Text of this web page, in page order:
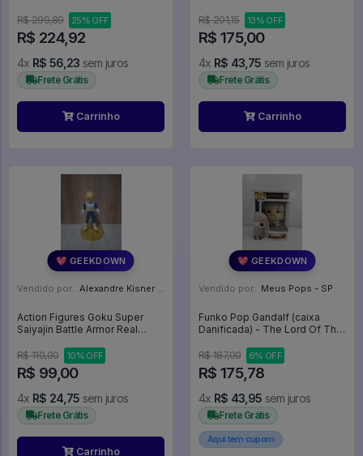
R$ 299,89
25% OFF
R$ 224,92
4x R$ 56,23 sem juros
Frete Grátis
Carrinho
R$ 201,15
13% OFF
R$ 175,00
4x R$ 43,75 sem juros
Frete Grátis
Carrinho
💖 GEEKDOWN
Vendido por: Alexandre Kisner - PR
Action Figures Goku Super
Saiyajin Battle Armor Real
R$ 110,00
10% OFF
R$ 99,00
4x R$ 24,75 sem juros
Frete Grátis
Carrinho
💖 GEEKDOWN
Vendido por: Meus Pops - SP
Funko Pop Gandalf (caixa
Danificada) - The Lord Of The
R$ 187,00
6% OFF
R$ 175,78
4x R$ 43,95 sem juros
Frete Grátis
Aqui tem cupom